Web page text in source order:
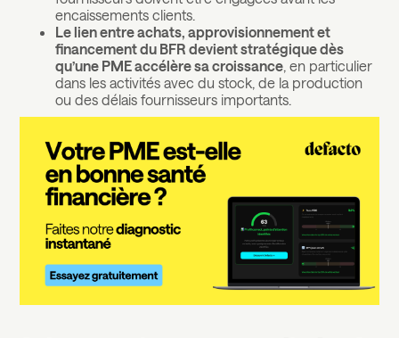
encaissements clients.
Le lien entre achats, approvisionnement et
financement du BFR devient stratégique dès
qu’une PME accélère sa croissance , en particulier
dans les activités avec du stock, de la production
ou des délais fournisseurs importants.